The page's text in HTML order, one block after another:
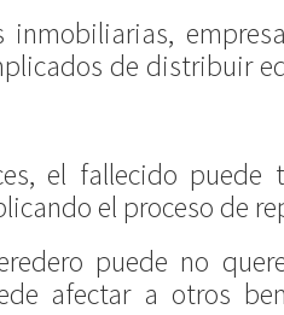
de distribuir
el fallecido puede
el proceso de
puede no
afectar a otros